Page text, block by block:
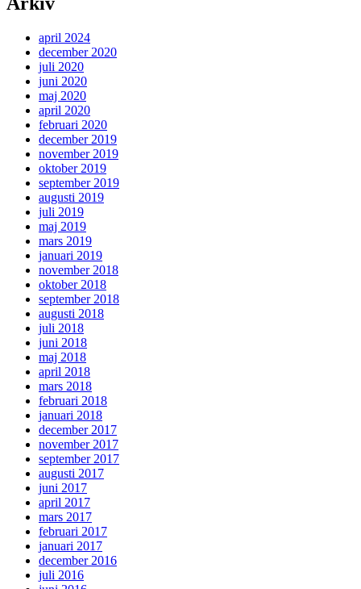
april 2024
december 2020
juli 2020
juni 2020
maj 2020
april 2020
februari 2020
december 2019
november 2019
oktober 2019
september 2019
augusti 2019
juli 2019
maj 2019
mars 2019
januari 2019
november 2018
oktober 2018
september 2018
augusti 2018
juli 2018
juni 2018
maj 2018
april 2018
mars 2018
februari 2018
januari 2018
december 2017
november 2017
september 2017
augusti 2017
juni 2017
april 2017
mars 2017
februari 2017
januari 2017
december 2016
juli 2016